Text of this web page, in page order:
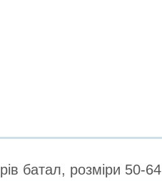
батал, розміри 50-64